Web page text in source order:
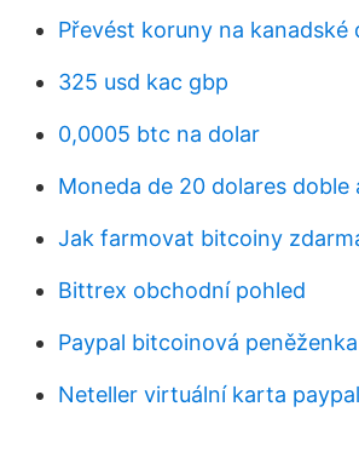
Převést koruny na kanadské
325 usd kac gbp
0,0005 btc na dolar
Moneda de 20 dolares doble
Jak farmovat bitcoiny
Bittrex obchodní pohled
Paypal bitcoinová
Neteller virtuální karta paypal